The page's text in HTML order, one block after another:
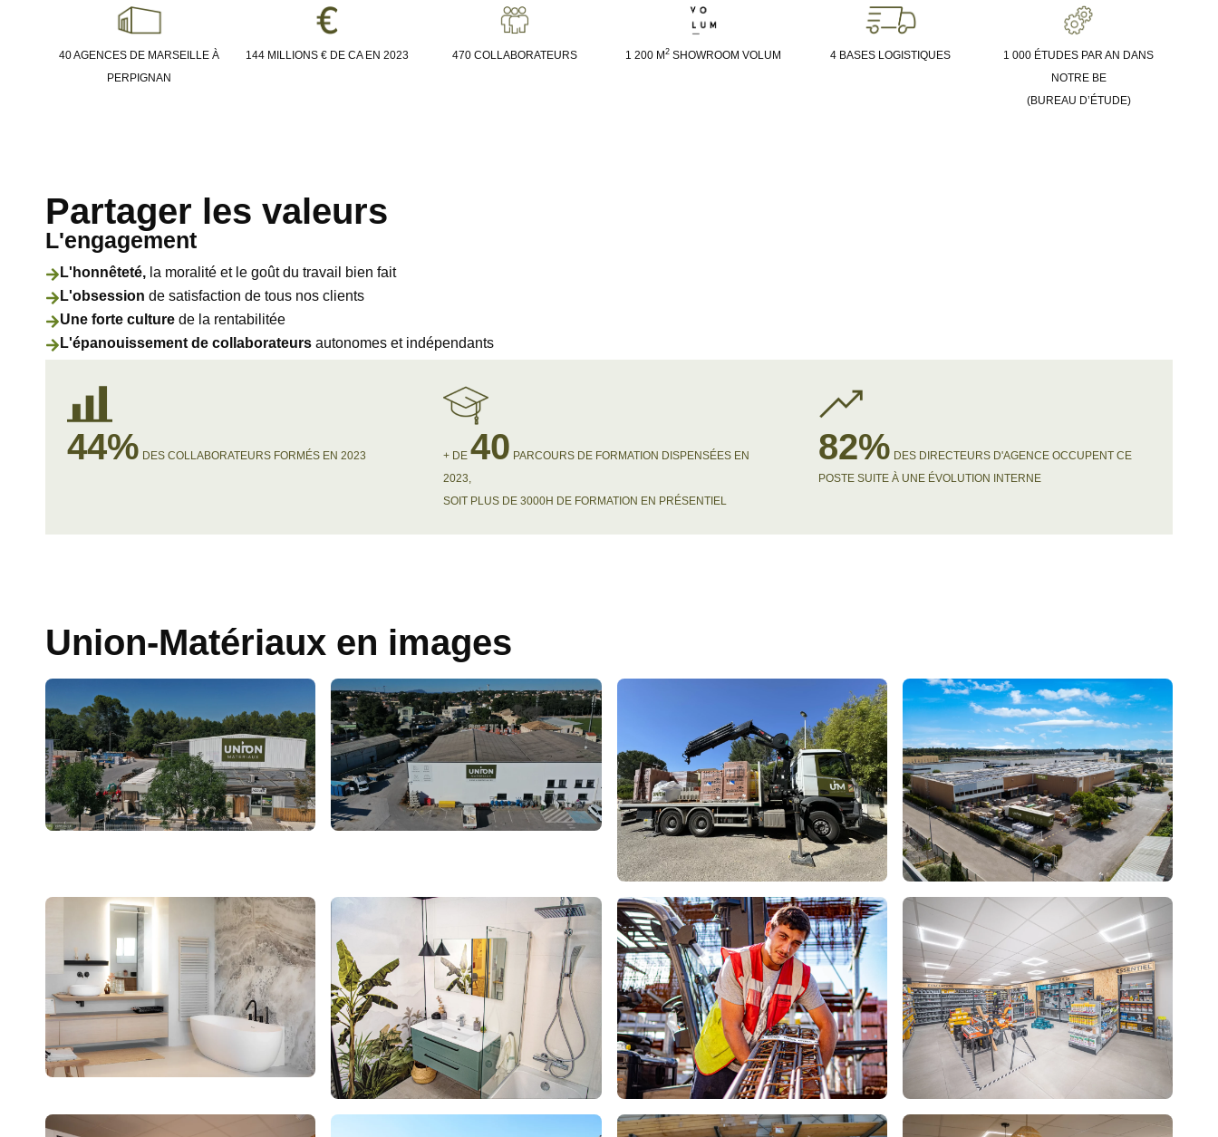
40 AGENCES DE MARSEILLE À
PERPIGNAN
144 MILLIONS € DE CA EN 2023 470 COLLABORATEURS 1 200 M 2SHOWROOM VOLUM 4 BASES LOGISTIQUES
1 000 ÉTUDES PAR AN DANS
NOTRE BE
(BUREAU D’ÉTUDE)
Partager les valeurs
L'engagement
L'honnêteté, la moralité et le goût du travail bien fait
L'obsession de satisfaction de tous nos clients
Une forte culture de la rentabilitée
L'épanouissement de collaborateurs autonomes et indépendants
44% DES COLLABORATEURS FORMÉS EN 2023 + DE 40 PARCOURS DE FORMATION DISPENSÉES EN
2023,
SOIT PLUS DE 3000H DE FORMATION EN PRÉSENTIEL
82% DES DIRECTEURS D'AGENCE OCCUPENT CE
POSTE SUITE À UNE ÉVOLUTION INTERNE
Union-Matériaux en images